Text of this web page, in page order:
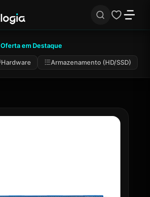
Oferta em Destaque
Hardware Armazenamento (HD/SSD)